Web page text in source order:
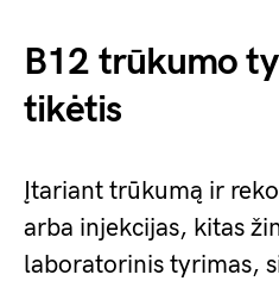
B12 trūkumo
tikėtis
Įtariant trūkumą ir
arba injekcijas, kitas
laboratorinis tyrimas,